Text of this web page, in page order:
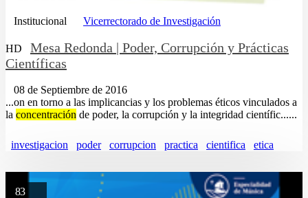
Institucional Vicerrectorado de Investigación
HD
Mesa Redonda | Poder, Corrupción y Prácticas
Científicas
08 de Septiembre de 2016
...on en torno a las implicancias y los problemas éticos vinculados a
la concentración de poder, la corrupción y la integridad científic......
investigacion poder corrupcion practica cientifica etica
83